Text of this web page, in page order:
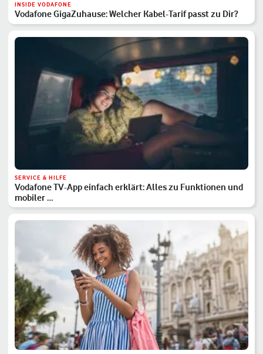
INSIDE VODAFONE
Vodafone GigaZuhause: Welcher Kabel-Tarif passt zu Dir?
SERVICE & HILFE
Vodafone TV-App einfach erklärt: Alles zu Funktionen und
mobiler …